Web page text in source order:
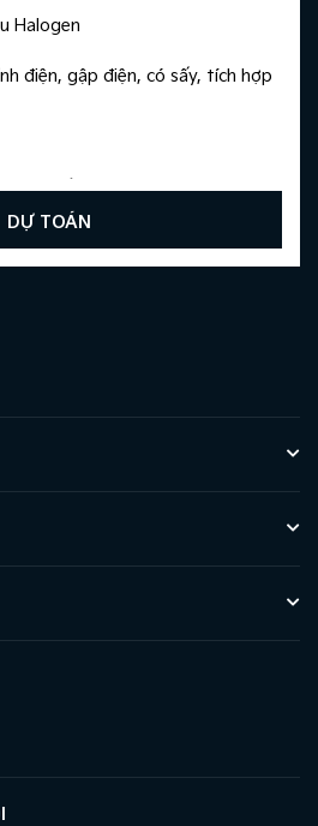
Halogen
điện, gập điện, có sấy, tích hợp
đơn sắc (Monochrome LCD)
& Android Auto không dây (mới)
số 4AT
Pherson
trống phía sau
bó cứng phanh ABS (Anti-Lock
phanh điện tử EBD (Electronic
em ISOFIX (International
DỰ TOÁN